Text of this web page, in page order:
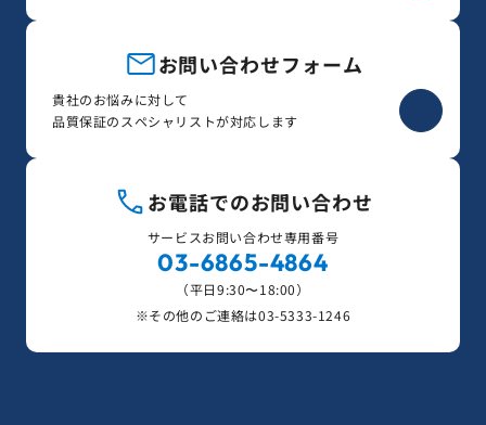
お問い合わせフォーム
貴社のお悩みに対して
品質保証のスペシャリストが対応します
お電話でのお問い合わせ
サービスお問い合わせ専用番号
03-6865-4864
（平日9:30〜18:00）
※その他のご連絡は03-5333-1246